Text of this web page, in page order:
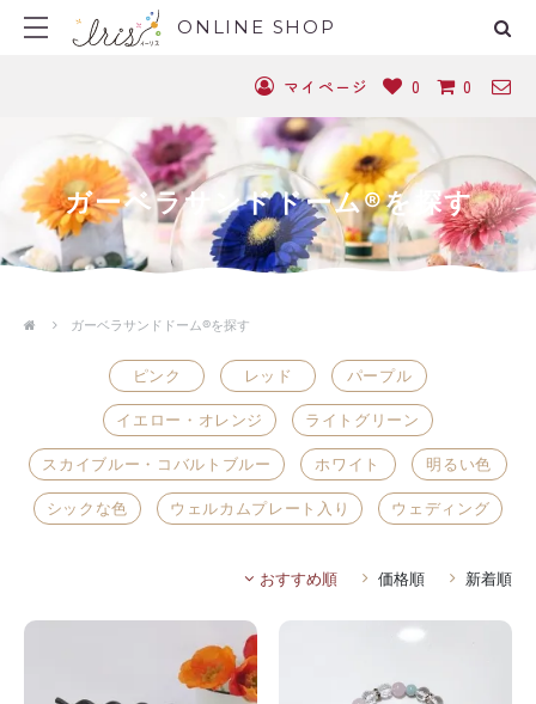
ONLINE SHOP
マイページ 0 0
ガーベラサンドドーム®を探す
ガーベラサンドドーム®を探す
ピンク レッド パープル
イエロー・オレンジ ライトグリーン
スカイブルー・コバルトブルー ホワイト 明るい色
シックな色 ウェルカムプレート入り ウェディング
おすすめ順 価格順 新着順